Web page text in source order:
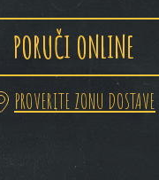
PORUČI ONLINE
PROVERITE ZONU DOSTAVE